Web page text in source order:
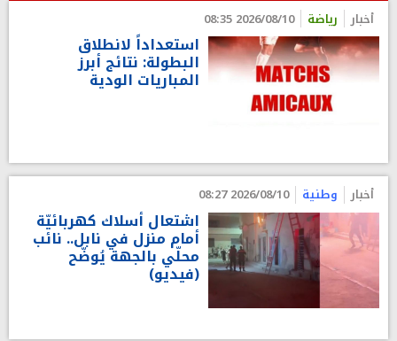
أخبار رياضة 2026/08/10 08:35
استعداداً لانطلاق
البطولة: نتائج أبرز
المباريات الودية
أخبار وطنية 2026/08/10 08:27
اشتعال أسلاك كهربائيّة
أمام منزل في نابل.. نائب
محلّي بالجهة يُوضّح
(فيديو)